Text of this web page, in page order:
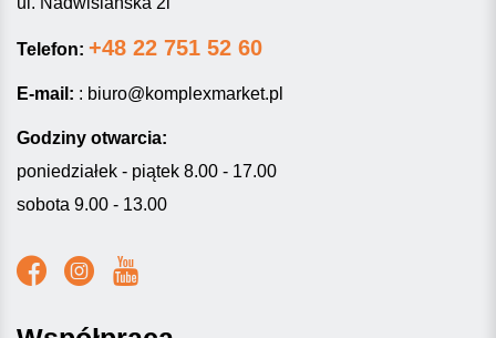
Telefon: +48 22 751 52 60
E-mail: : biuro@komplexmarket.pl
Godziny otwarcia:
poniedziałek - piątek 8.00 - 17.00
sobota 9.00 - 13.00